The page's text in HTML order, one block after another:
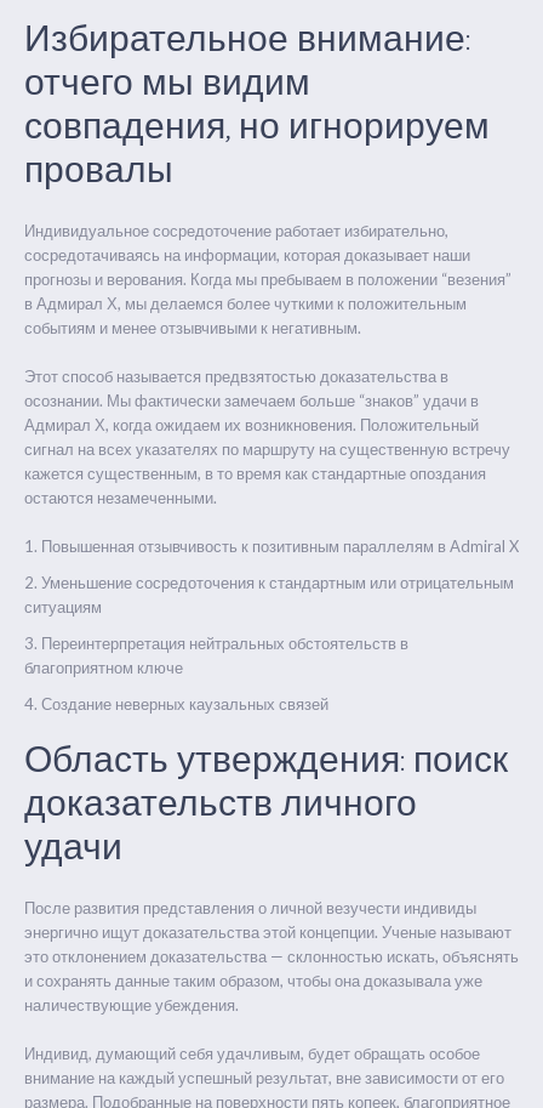
Избирательное внимание:
отчего мы видим
совпадения, но игнорируем
провалы
Индивидуальное сосредоточение работает избирательно,
сосредотачиваясь на информации, которая доказывает наши
прогнозы и верования. Когда мы пребываем в положении “везения”
в Адмирал Х, мы делаемся более чуткими к положительным
событиям и менее отзывчивыми к негативным.
Этот способ называется предвзятостью доказательства в
осознании. Мы фактически замечаем больше “знаков” удачи в
Адмирал Х, когда ожидаем их возникновения. Положительный
сигнал на всех указателях по маршруту на существенную встречу
кажется существенным, в то время как стандартные опоздания
остаются незамеченными.
Повышенная отзывчивость к позитивным параллелям в Admiral X
Уменьшение сосредоточения к стандартным или отрицательным
ситуациям
Переинтерпретация нейтральных обстоятельств в
благоприятном ключе
Создание неверных каузальных связей
Область утверждения: поиск
доказательств личного
удачи
После развития представления о личной везучести индивиды
энергично ищут доказательства этой концепции. Ученые называют
это отклонением доказательства — склонностью искать, объяснять
и сохранять данные таким образом, чтобы она доказывала уже
наличествующие убеждения.
Индивид, думающий себя удачливым, будет обращать особое
внимание на каждый успешный результат, вне зависимости от его
размера. Подобранные на поверхности пять копеек, благоприятное